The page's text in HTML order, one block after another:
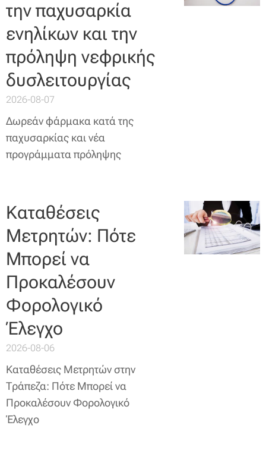
την παχυσαρκία
ενηλίκων και την
πρόληψη νεφρικής
δυσλειτουργίας
2026-08-07
Δωρεάν φάρμακα κατά της
παχυσαρκίας και νέα
προγράμματα πρόληψης
Καταθέσεις
Μετρητών: Πότε
Μπορεί να
Προκαλέσουν
Φορολογικό
Έλεγχο
2026-08-06
Καταθέσεις Μετρητών στην
Τράπεζα: Πότε Μπορεί να
Προκαλέσουν Φορολογικό
Έλεγχο